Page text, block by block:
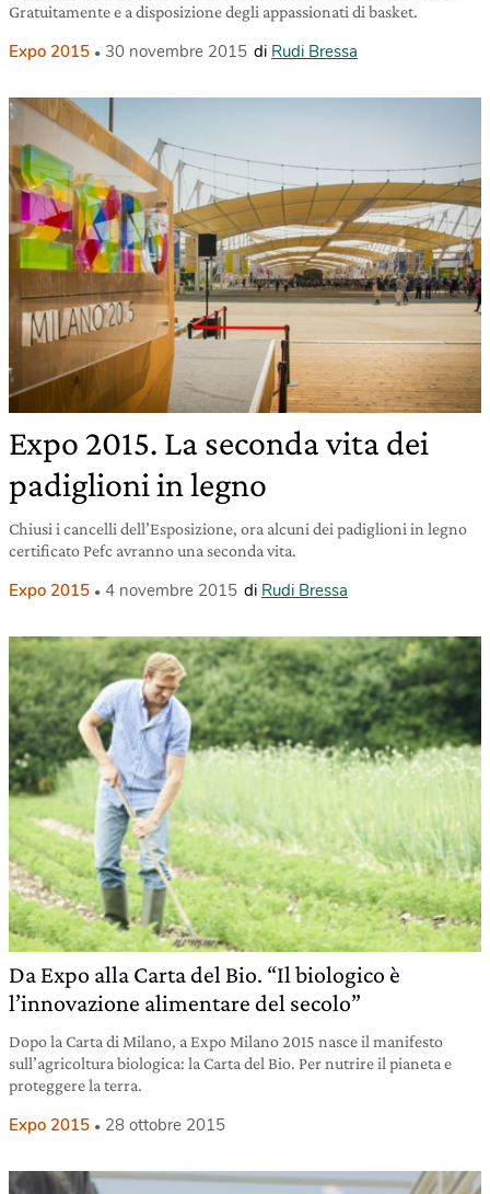
Gratuitamente e a disposizione degli appassionati di basket.
Expo 2015 30 novembre 2015 di Rudi Bressa
Expo 2015. La seconda vita dei
padiglioni in legno
Chiusi i cancelli dell’Esposizione, ora alcuni dei padiglioni in legno
certificato Pefc avranno una seconda vita.
Expo 2015 4 novembre 2015 di Rudi Bressa
Da Expo alla Carta del Bio. “Il biologico è
l’innovazione alimentare del secolo”
Dopo la Carta di Milano, a Expo Milano 2015 nasce il manifesto
sull’agricoltura biologica: la Carta del Bio. Per nutrire il pianeta e
proteggere la terra.
Expo 2015 28 ottobre 2015